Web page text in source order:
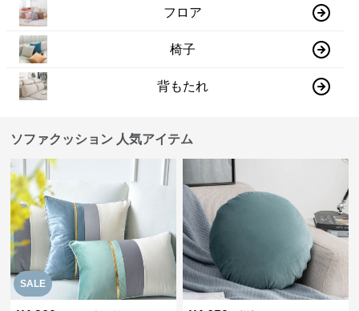
フロア
椅子
背もたれ
ソファクッション 人気アイテム
SALE